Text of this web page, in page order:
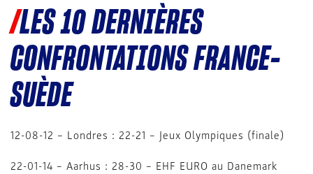
LES 10 DERNIÈRES
CONFRONTATIONS FRANCE-
SUÈDE
12-08-12 – Londres : 22-21 – Jeux Olympiques (finale)
22-01-14 – Aarhus : 28-30 – EHF EURO au Danemark